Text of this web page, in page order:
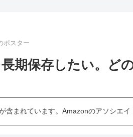
ポスター
期保存したい。ど
含まれています。Amazonのアソシエ